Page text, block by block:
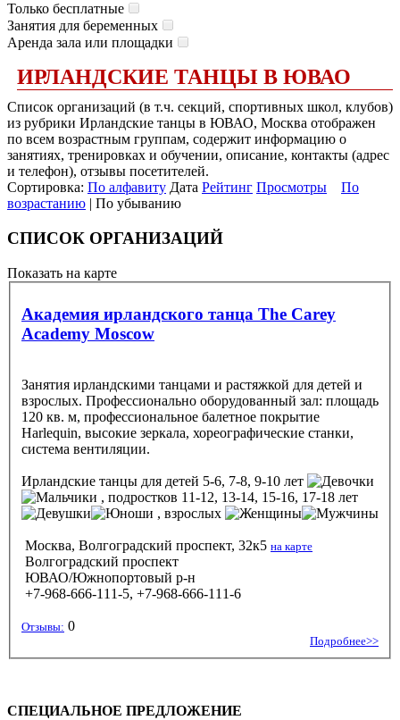
Только бесплатные
Занятия для беременных
Аренда зала или площадки
ИРЛАНДСКИЕ ТАНЦЫ В ЮВАО
Список организаций (в т.ч. секций, спортивных школ, клубов)
из рубрики Ирландские танцы в ЮВАО, Москва отображен
по всем возрастным группам, содержит информацию о
занятиях, тренировках и обучении, описание, контакты (адрес
и телефон), отзывы посетителей.
Сортировка: По алфавиту Дата Рейтинг Просмотры
По
возрастанию | По убыванию
СПИСОК ОРГАНИЗАЦИЙ
Показать на карте
Академия ирландского танца The Carey
Academy Moscow
Занятия ирландскими танцами и растяжкой для детей и
взрослых. Профессионально оборудованный зал: площадь
120 кв. м, профессиональное балетное покрытие
Harlequin, высокие зеркала, хореографические станки,
система вентиляции.
Ирландские танцы для детей 5-6, 7-8, 9-10 лет
, подростков 11-12, 13-14, 15-16, 17-18 лет
, взрослых
Москва, Волгоградский проспект, 32к5 на карте
Волгоградский проспект
ЮВАО/Южнопортовый р-н
+7-968-666-111-5, +7-968-666-111-6
Отзывы: 0
Подробнее>>
СПЕЦИАЛЬНОЕ ПРЕДЛОЖЕНИЕ